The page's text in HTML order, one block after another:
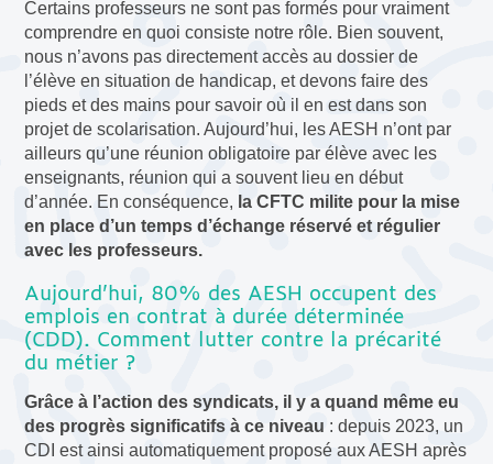
Certains professeurs ne sont pas formés pour vraiment
comprendre en quoi consiste notre rôle. Bien souvent,
nous n’avons pas directement accès au dossier de
l’élève en situation de handicap, et devons faire des
pieds et des mains pour savoir où il en est dans son
projet de scolarisation. Aujourd’hui, les AESH n’ont par
ailleurs qu’une réunion obligatoire par élève avec les
enseignants, réunion qui a souvent lieu en début
d’année. En conséquence, la CFTC milite pour la mise
en place d’un temps d’échange réservé et régulier
avec les professeurs.
Aujourd’hui, 80% des AESH occupent des
emplois en contrat à durée déterminée
(CDD). Comment lutter contre la précarité
du métier ?
Grâce à l’action des syndicats, il y a quand même eu
des progrès significatifs à ce niveau : depuis 2023, un
CDI est ainsi automatiquement proposé aux AESH après